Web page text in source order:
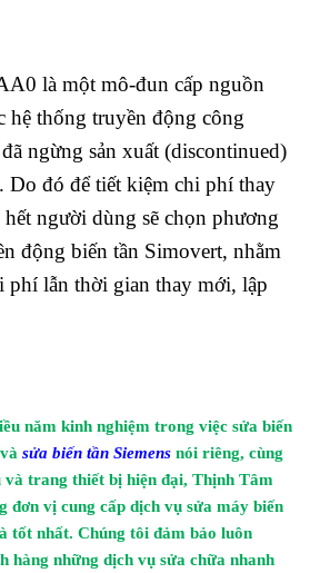
là một mô-đun cấp nguồn
hệ thống truyền động công
ngừng sản xuất (discontinued)
Do đó để tiết kiệm chi phí thay
người dùng sẽ chọn phương
động biến tần Simovert, nhằm
phí lẫn thời gian thay mới, lập
năm kinh nghiệm trong việc sửa biến
sửa biến tần Siemens nói riêng, cùng
và trang thiết bị hiện đại, Thịnh Tâm
đơn vị cung cấp dịch vụ sửa máy biến
tốt nhất. Chúng tôi đảm bảo luôn
hàng những dịch vụ sửa chữa nhanh